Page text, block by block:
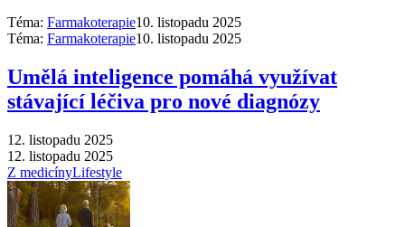
Téma: Farmakoterapie10. listopadu 2025
Téma: Farmakoterapie10. listopadu 2025
Umělá inteligence pomáhá využívat
stávající léčiva pro nové diagnózy
12. listopadu 2025
12. listopadu 2025
Z medicínyLifestyle